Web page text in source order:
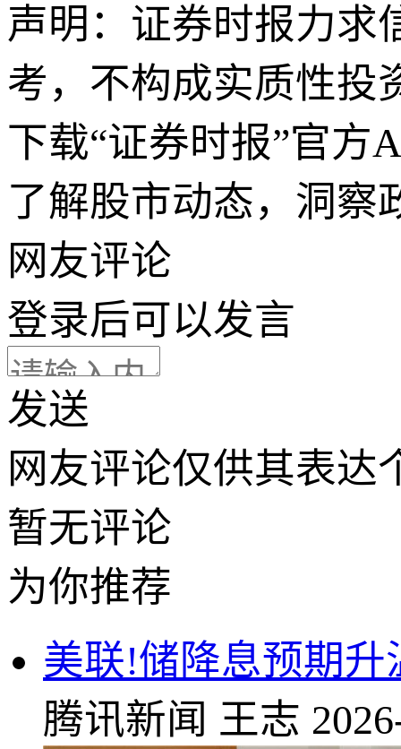
声明：证券时报力求
考，不构成实质性投
下载“证券时报”官方
了解股市动态，洞察
网友评论
登录后可以发言
发送
网友评论仅供其表达
暂无评论
为你推荐
美联!储降息预期
腾讯新闻 王志